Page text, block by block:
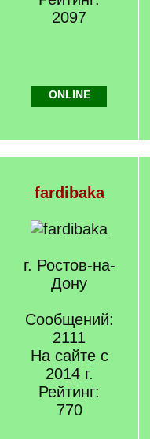
2097
ONLINE
fardibaka
г. Ростов-на-
Дону
Сообщений:
2111
На сайте с
2014 г.
Рейтинг:
770